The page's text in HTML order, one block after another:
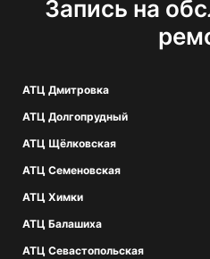
Запись на
АТЦ Дмитровка
АТЦ Долгопрудный
АТЦ Щёлковская
АТЦ Семеновская
АТЦ Химки
АТЦ Балашиха
АТЦ Севастопольская